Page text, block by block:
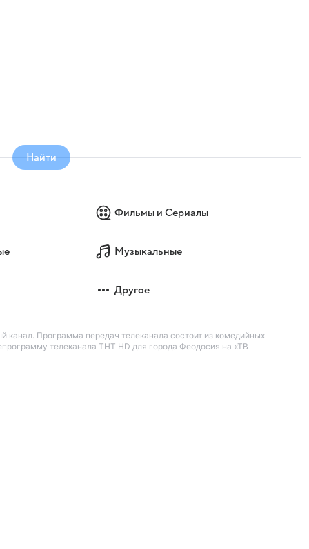
Найти
Фильмы и Сериалы
Музыкальные
Другое
канал. Программа передач телеканала состоит из комедийных
телеканала ТНТ HD для города Феодосия на «ТВ